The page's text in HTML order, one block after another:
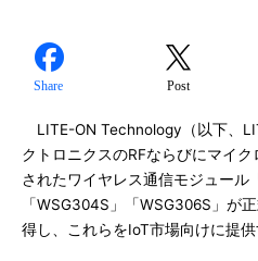
Share Post
LITE-ON Technology（以下、
クトロニクスのRFならびにマイ
されたワイヤレス通信モジュール
「WSG304S」「WSG306S」が
得し、これらをIoT市場向けに提供